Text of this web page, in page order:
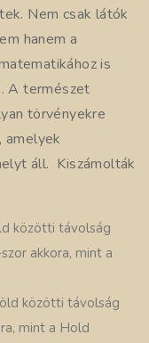
Nem csak látók
hanem a
is
A természet
törvényekre
áll. Kiszámolták
közötti távolság
akkora, mint a
közötti távolság
mint a Hold